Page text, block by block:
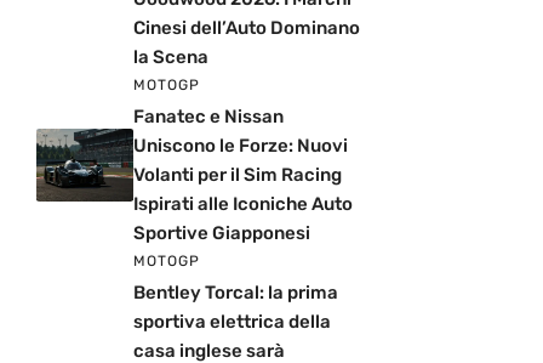
Cinesi dell’Auto Dominano
la Scena
MOTOGP
Fanatec e Nissan
Uniscono le Forze: Nuovi
Volanti per il Sim Racing
Ispirati alle Iconiche Auto
Sportive Giapponesi
MOTOGP
Bentley Torcal: la prima
sportiva elettrica della
casa inglese sarà